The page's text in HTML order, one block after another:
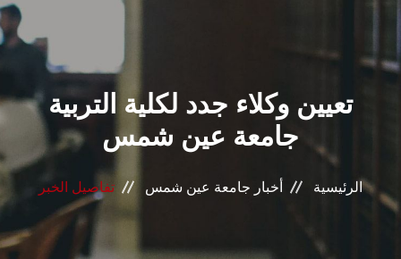
عن الجامعة
القطاعـات
الشئون الأكاديمية
البحث العلمي
الرعاية الصحية
المراكز والوحدات
تعيين وكلاء جدد لكلية التربية
جامعة عين شمس
الرئيسية أخبار جامعة عين شمس تفاصيل الخبر